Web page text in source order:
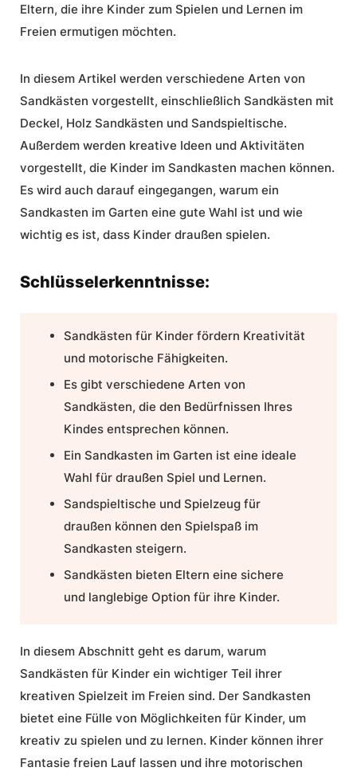
Eltern, die ihre Kinder zum Spielen und Lernen im
Freien ermutigen möchten.
In diesem Artikel werden verschiedene Arten von
Sandkästen vorgestellt, einschließlich Sandkästen mit
Deckel, Holz Sandkästen und Sandspieltische.
Außerdem werden kreative Ideen und Aktivitäten
vorgestellt, die Kinder im Sandkasten machen können.
Es wird auch darauf eingegangen, warum ein
Sandkasten im Garten eine gute Wahl ist und wie
wichtig es ist, dass Kinder draußen spielen.
Schlüsselerkenntnisse:
Sandkästen für Kinder fördern Kreativität
und motorische Fähigkeiten.
Es gibt verschiedene Arten von
Sandkästen, die den Bedürfnissen Ihres
Kindes entsprechen können.
Ein Sandkasten im Garten ist eine ideale
Wahl für draußen Spiel und Lernen.
Sandspieltische und Spielzeug für
draußen können den Spielspaß im
Sandkasten steigern.
Sandkästen bieten Eltern eine sichere
und langlebige Option für ihre Kinder.
In diesem Abschnitt geht es darum, warum
Sandkästen für Kinder ein wichtiger Teil ihrer
kreativen Spielzeit im Freien sind. Der Sandkasten
bietet eine Fülle von Möglichkeiten für Kinder, um
kreativ zu spielen und zu lernen. Kinder können ihrer
Fantasie freien Lauf lassen und ihre motorischen